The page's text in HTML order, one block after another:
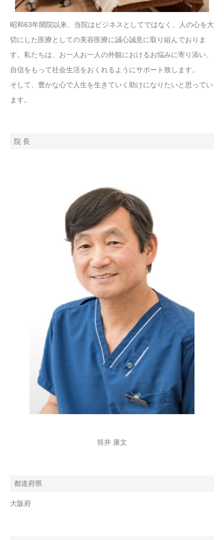
昭和63年開院以来、当院はビジネスとしてではなく、人の心を大
切にした医療としての美容医療に誠心誠意に取り組んでおりま
す。私たちは、お一人お一人の外観におけるお悩みに寄り添い、
自信をもって社会生活をおくれるようにサポート致します。
そして、豊かな心で人生を生きていく助けになりたいと思ってい
ます。
院 長
筒井 康文
都道府県
大阪府